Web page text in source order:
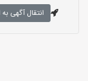
انتقال آگهی